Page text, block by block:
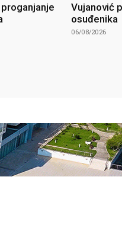
Vujanović
osuđenika
06/08/2026